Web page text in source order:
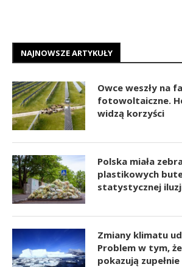
NAJNOWSZE ARTYKUŁY
Owce weszły na
fotowoltaiczne.
widzą korzyści
Polska miała
plastikowych
statystycznej
Zmiany klimatu
Problem w tym,
pokazują